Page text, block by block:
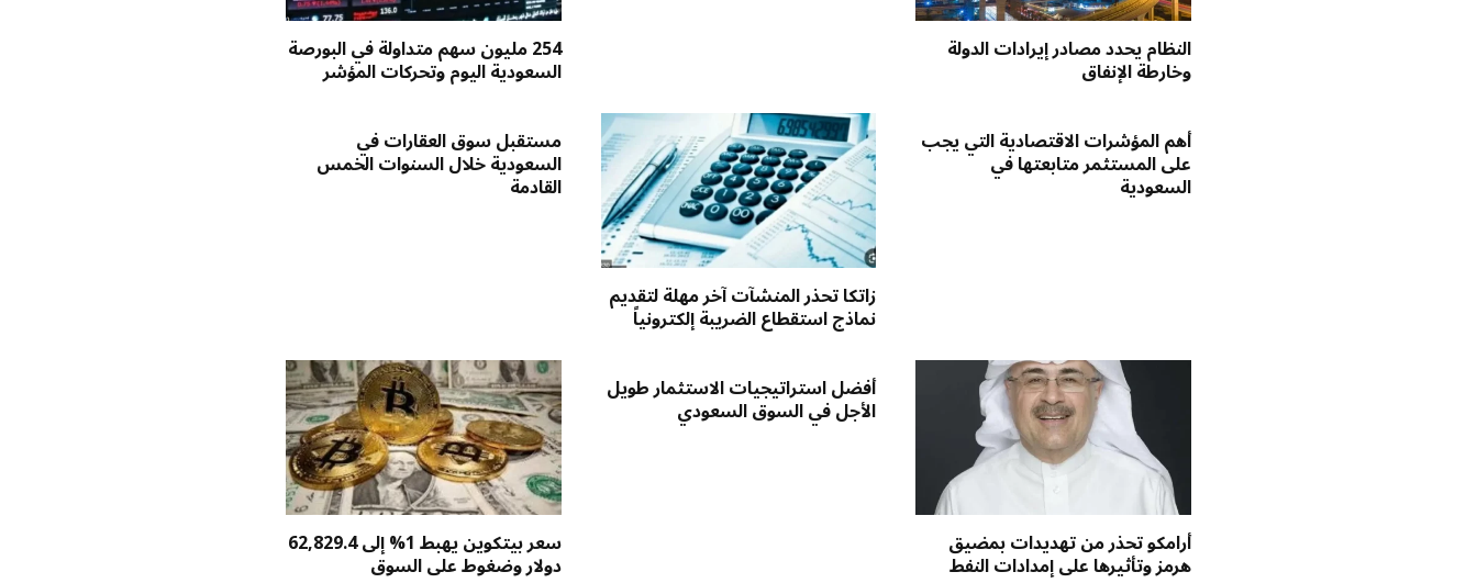
النظام يحدد مصادر إيرادات الدولة
وخارطة الإنفاق
254 مليون سهم متداولة في البورصة
السعودية اليوم وتحركات المؤشر
أهم المؤشرات الاقتصادية التي يجب
على المستثمر متابعتها في
السعودية
زاتكا تحذر المنشآت آخر مهلة لتقديم
نماذج استقطاع الضريبة إلكترونياً
مستقبل سوق العقارات في
السعودية خلال السنوات الخمس
القادمة
أرامكو تحذر من تهديدات بمضيق
هرمز وتأثيرها على إمدادات النفط
أفضل استراتيجيات الاستثمار طويل
الأجل في السوق السعودي
سعر بيتكوين يهبط 1% إلى 62,829.4
دولار وضغوط على السوق